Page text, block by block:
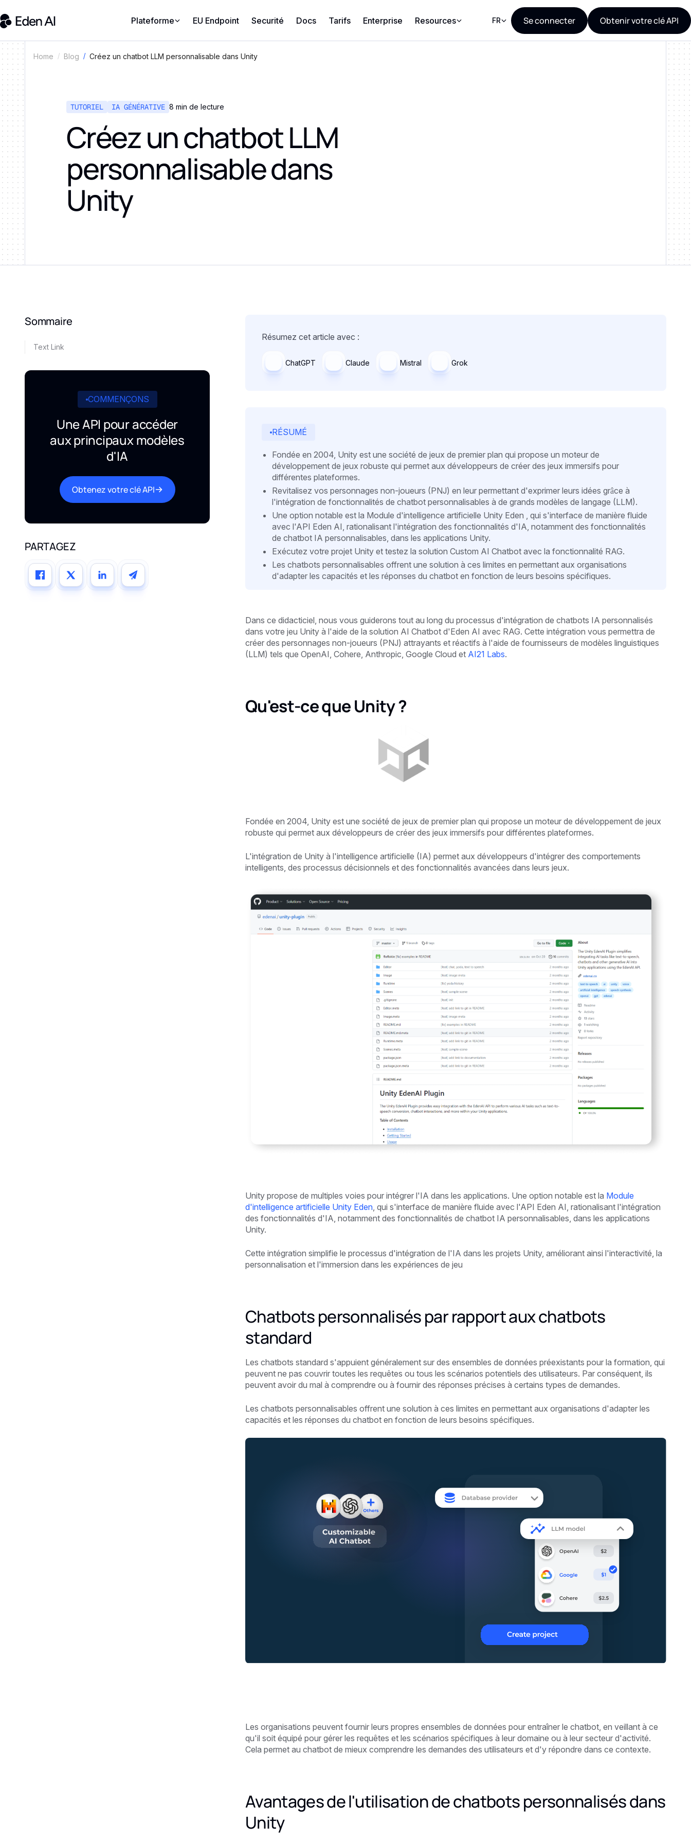
Plateforme EU Endpoint Securité Docs Tarifs Enterprise Resources FR Se connecter Obtenir votre clé API
Home Blog Créez un chatbot LLM personnalisable dans Unity
TUTORIEL IA GÉNÉRATIVE 8 min de lecture
Créez un chatbot LLM
personnalisable dans
Unity
Sommaire
Text Link
COMMENÇONS
Une API pour accéder
aux principaux modèles
d'IA
Obtenez votre clé API
PARTAGEZ
Résumez cet article avec :
ChatGPT Claude Mistral Grok
RÉSUMÉ
Fondée en 2004, Unity est une société de jeux de premier plan qui propose un moteur de
développement de jeux robuste qui permet aux développeurs de créer des jeux immersifs pour
différentes plateformes.
Revitalisez vos personnages non-joueurs (PNJ) en leur permettant d'exprimer leurs idées grâce à
l'intégration de fonctionnalités de chatbot personnalisables à de grands modèles de langage (LLM).
Une option notable est la Module d'intelligence artificielle Unity Eden , qui s'interface de manière fluide
avec l'API Eden AI, rationalisant l'intégration des fonctionnalités d'IA, notamment des fonctionnalités
de chatbot IA personnalisables, dans les applications Unity.
Exécutez votre projet Unity et testez la solution Custom AI Chatbot avec la fonctionnalité RAG.
Les chatbots personnalisables offrent une solution à ces limites en permettant aux organisations
d'adapter les capacités et les réponses du chatbot en fonction de leurs besoins spécifiques.
Dans ce didacticiel, nous vous guiderons tout au long du processus d'intégration de chatbots IA personnalisés
dans votre jeu Unity à l'aide de la solution AI Chatbot d'Eden AI avec RAG. Cette intégration vous permettra de
créer des personnages non-joueurs (PNJ) attrayants et réactifs à l'aide de fournisseurs de modèles linguistiques
(LLM) tels que OpenAI, Cohere, Anthropic, Google Cloud et AI21 Labs.
Qu'est-ce que Unity ?
Fondée en 2004, Unity est une société de jeux de premier plan qui propose un moteur de développement de jeux
robuste qui permet aux développeurs de créer des jeux immersifs pour différentes plateformes.
L'intégration de Unity à l'intelligence artificielle (IA) permet aux développeurs d'intégrer des comportements
intelligents, des processus décisionnels et des fonctionnalités avancées dans leurs jeux.
Unity propose de multiples voies pour intégrer l'IA dans les applications. Une option notable est la Module
d'intelligence artificielle Unity Eden, qui s'interface de manière fluide avec l'API Eden AI, rationalisant l'intégration
des fonctionnalités d'IA, notamment des fonctionnalités de chatbot IA personnalisables, dans les applications
Unity.
Cette intégration simplifie le processus d'intégration de l'IA dans les projets Unity, améliorant ainsi l'interactivité, la
personnalisation et l'immersion dans les expériences de jeu
Chatbots personnalisés par rapport aux chatbots
standard
Les chatbots standard s'appuient généralement sur des ensembles de données préexistants pour la formation, qui
peuvent ne pas couvrir toutes les requêtes ou tous les scénarios potentiels des utilisateurs. Par conséquent, ils
peuvent avoir du mal à comprendre ou à fournir des réponses précises à certains types de demandes.
Les chatbots personnalisables offrent une solution à ces limites en permettant aux organisations d'adapter les
capacités et les réponses du chatbot en fonction de leurs besoins spécifiques.
Les organisations peuvent fournir leurs propres ensembles de données pour entraîner le chatbot, en veillant à ce
qu'il soit équipé pour gérer les requêtes et les scénarios spécifiques à leur domaine ou à leur secteur d'activité.
Cela permet au chatbot de mieux comprendre les demandes des utilisateurs et d'y répondre dans ce contexte.
Avantages de l'utilisation de chatbots personnalisés dans
Unity